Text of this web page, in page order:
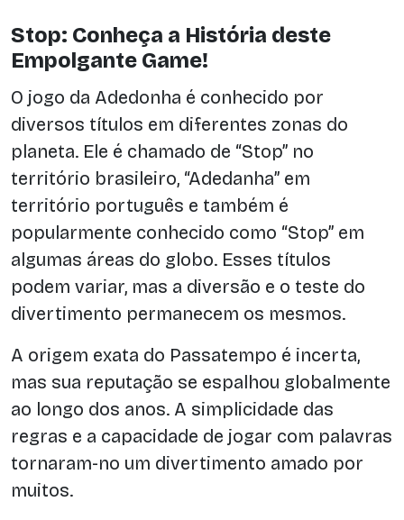
Stop: Conheça a História deste
Empolgante Game!
O jogo da Adedonha é conhecido por
diversos títulos em diferentes zonas do
planeta. Ele é chamado de “Stop” no
território brasileiro, “Adedanha” em
território português e também é
popularmente conhecido como “Stop” em
algumas áreas do globo. Esses títulos
podem variar, mas a diversão e o teste do
divertimento permanecem os mesmos.
A origem exata do Passatempo é incerta,
mas sua reputação se espalhou globalmente
ao longo dos anos. A simplicidade das
regras e a capacidade de jogar com palavras
tornaram-no um divertimento amado por
muitos.